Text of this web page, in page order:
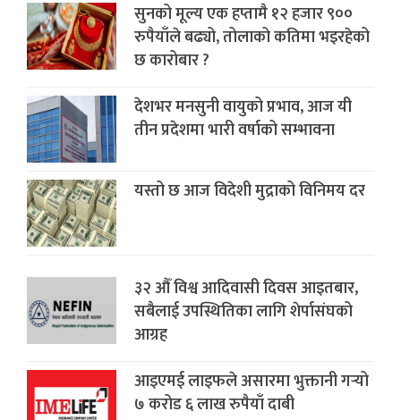
सुनको मूल्य एक हप्तामै १२ हजार ९००
रुपैयाँले बढ्यो, तोलाको कतिमा भइरहेको
छ कारोबार ?
देशभर मनसुनी वायुको प्रभाव, आज यी
तीन प्रदेशमा भारी वर्षाको सम्भावना
यस्तो छ आज विदेशी मुद्राको विनिमय दर
३२ औँ विश्व आदिवासी दिवस आइतबार,
सबैलाई उपस्थितिका लागि शेर्पासंघको
आग्रह
आइएमई लाइफले असारमा भुक्तानी गर्‍यो
७ करोड ६ लाख रुपैयाँ दाबी